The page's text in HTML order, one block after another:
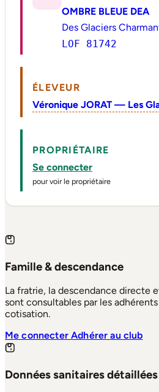
OMBRE BLEUE DEA
Des Glaciers
LOF 81742
ÉLEVEUR
Véronique JORAT — Les
PROPRIÉTAIRE
Se connecter
pour voir le propriétaire
Famille & descendance
La fratrie, la descendance directe
sont consultables par les
cotisation.
Me connecterAdhérer au club
Données sanitaires détaillées